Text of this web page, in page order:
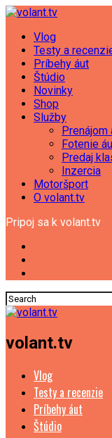
Vlog
Testy a
Príbehy áut
Štúdio
Novinky
Shop
Služby
Prenájom
Fotenie
Predaj
Inzercia
Motoršport
O volant.tv
Pripoj sa k volant.tv
volant.tv
Vlog
Testy a recenzie
Príbehy áut
Štúdio